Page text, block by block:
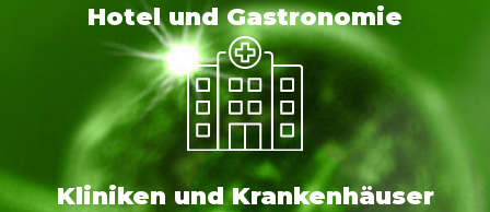
Hotel und Gastronomie
Kliniken und Krankenhäuser